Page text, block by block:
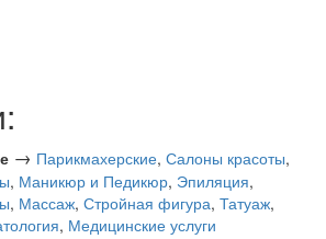
→ Парикмахерские, Салоны красоты,
, Маникюр и Педикюр, Эпиляция,
, Массаж, Стройная фигура, Татуаж,
, Медицинские услуги